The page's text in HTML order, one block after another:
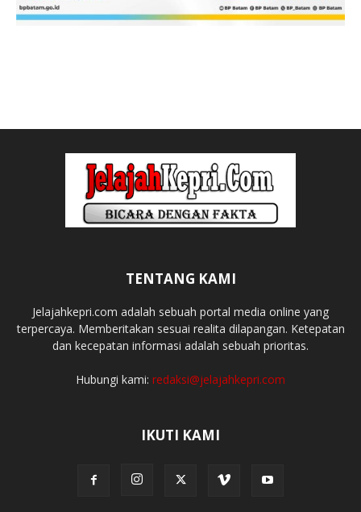
TENTANG KAMI
Jelajahkepri.com adalah sebuah portal media online yang
terpercaya. Memberitakan sesuai realita dilapangan. Ketepatan
dan kecepatan informasi adalah sebuah prioritas.
Hubungi kami: redaksi@jelajahkepri.com
IKUTI KAMI